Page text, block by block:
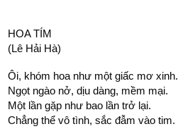
HOA TÍM
(Lê Hải Hà)
Ôi, khóm hoa như một giấc mơ xinh.
Ngọt ngào nở, dịu dàng, mềm mại.
Một lần gặp như bao lần trở lại.
Chẳng thể vô tình, sắc đẫm vào tim.